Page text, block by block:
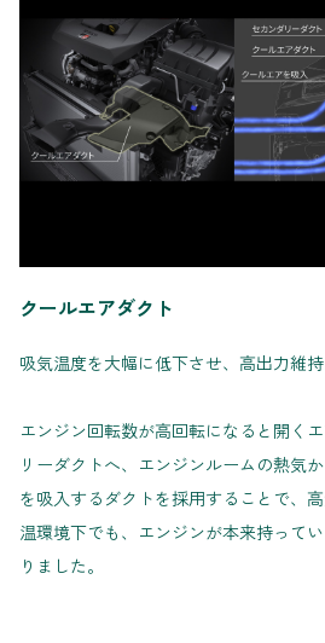
クールエアダクト
吸気温度を大幅に低下させ、高出力維持
エンジン回転数が高回転になると開く
リーダクトへ、エンジンルームの熱気
を吸入するダクトを採用することで、
温環境下でも、エンジンが本来持って
りました。